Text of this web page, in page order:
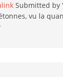
Submitted by
vu la